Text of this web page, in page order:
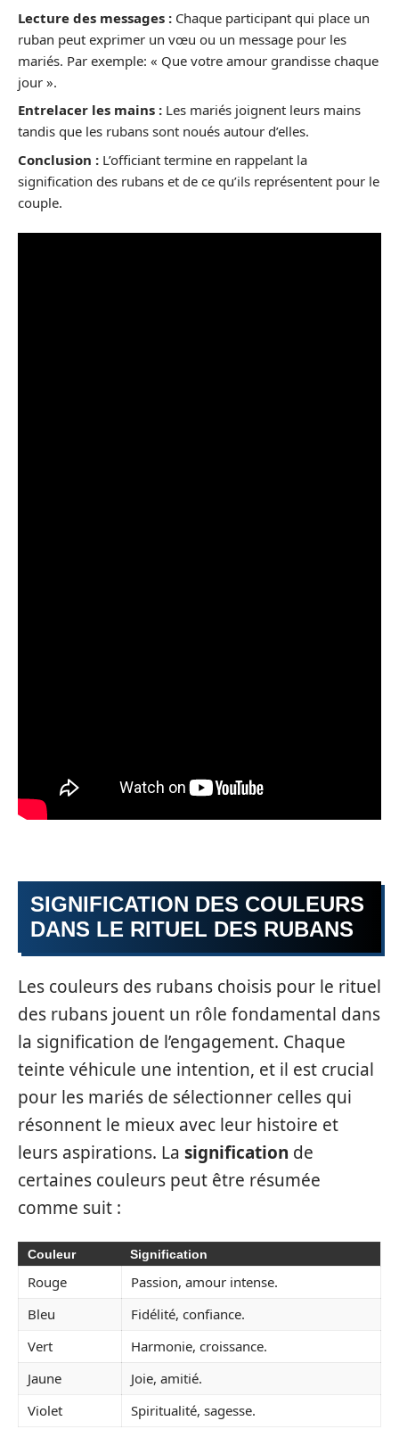
Lecture des messages : Chaque participant qui place un
ruban peut exprimer un vœu ou un message pour les
mariés. Par exemple: « Que votre amour grandisse chaque
jour ».
Entrelacer les mains : Les mariés joignent leurs mains
tandis que les rubans sont noués autour d’elles.
Conclusion : L’officiant termine en rappelant la
signification des rubans et de ce qu’ils représentent pour le
couple.
SIGNIFICATION DES COULEURS
DANS LE RITUEL DES RUBANS
Les couleurs des rubans choisis pour le rituel
des rubans jouent un rôle fondamental dans
la signification de l’engagement. Chaque
teinte véhicule une intention, et il est crucial
pour les mariés de sélectionner celles qui
résonnent le mieux avec leur histoire et
leurs aspirations. La signification de
certaines couleurs peut être résumée
comme suit :
Couleur Signification
Rouge
Passion, amour intense.
Bleu
Fidélité, confiance.
Vert
Harmonie, croissance.
Jaune
Joie, amitié.
Violet
Spiritualité, sagesse.